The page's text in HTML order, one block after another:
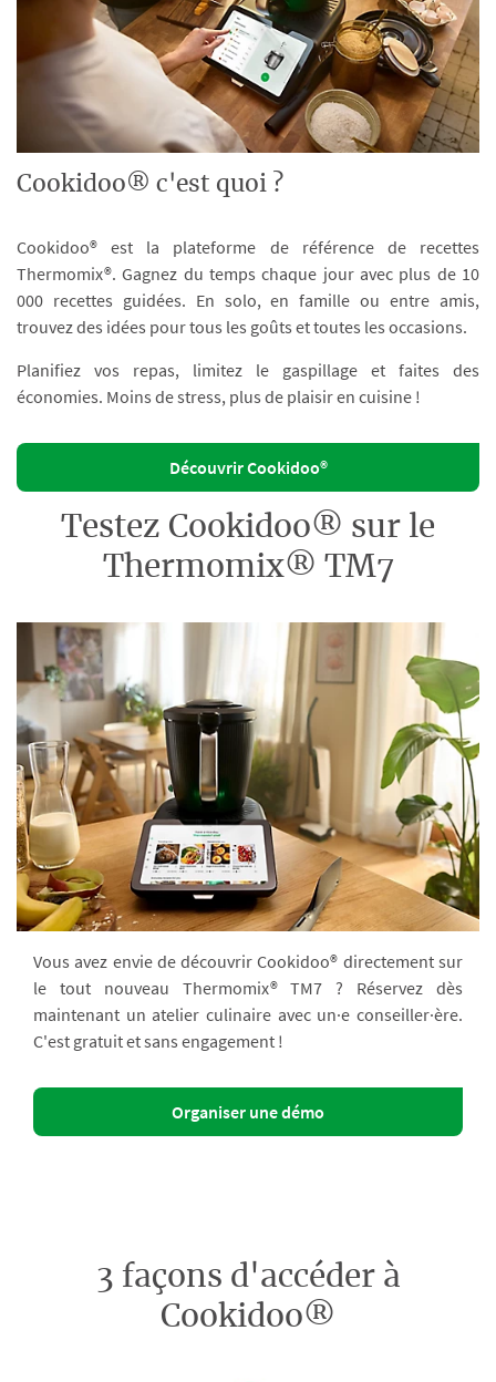
Cookidoo® c'est quoi ?
Cookidoo® est la plateforme de référence de recettes
Thermomix®. Gagnez du temps chaque jour avec plus de 10
000 recettes guidées. En solo, en famille ou entre amis,
trouvez des idées pour tous les goûts et toutes les occasions.
Planifiez vos repas, limitez le gaspillage et faites des
économies. Moins de stress, plus de plaisir en cuisine !
Découvrir Cookidoo®
Testez Cookidoo® sur le
Thermomix® TM7
Vous avez envie de découvrir Cookidoo® directement sur
le tout nouveau Thermomix® TM7 ? Réservez dès
maintenant un atelier culinaire avec un·e conseiller·ère.
C'est gratuit et sans engagement !
Organiser une démo
3 façons d'accéder à
Cookidoo®